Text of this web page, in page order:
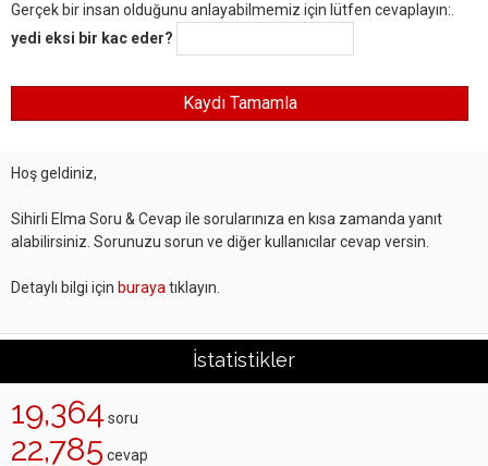
Gerçek bir insan olduğunu anlayabilmemiz için lütfen cevaplayın:.
yedi eksi bir kac eder?
Hoş geldiniz,
Sihirli Elma Soru & Cevap ile sorularınıza en kısa zamanda yanıt
alabilirsiniz. Sorunuzu sorun ve diğer kullanıcılar cevap versin.
Detaylı bilgi için buraya tıklayın.
İstatistikler
19,364 soru
22,785 cevap